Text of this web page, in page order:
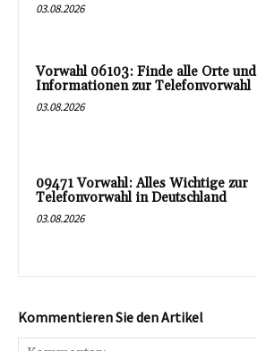
03.08.2026
Vorwahl 06103: Finde alle Orte und
Informationen zur Telefonvorwahl
03.08.2026
09471 Vorwahl: Alles Wichtige zur
Telefonvorwahl in Deutschland
03.08.2026
Kommentieren Sie den Artikel